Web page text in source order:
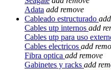
Adata add remove
Cableado estructurado add
Cables utp internos add
Cables utp para uso
Cables electricos add
Fibra optica add remove
Gabinetes y racks add